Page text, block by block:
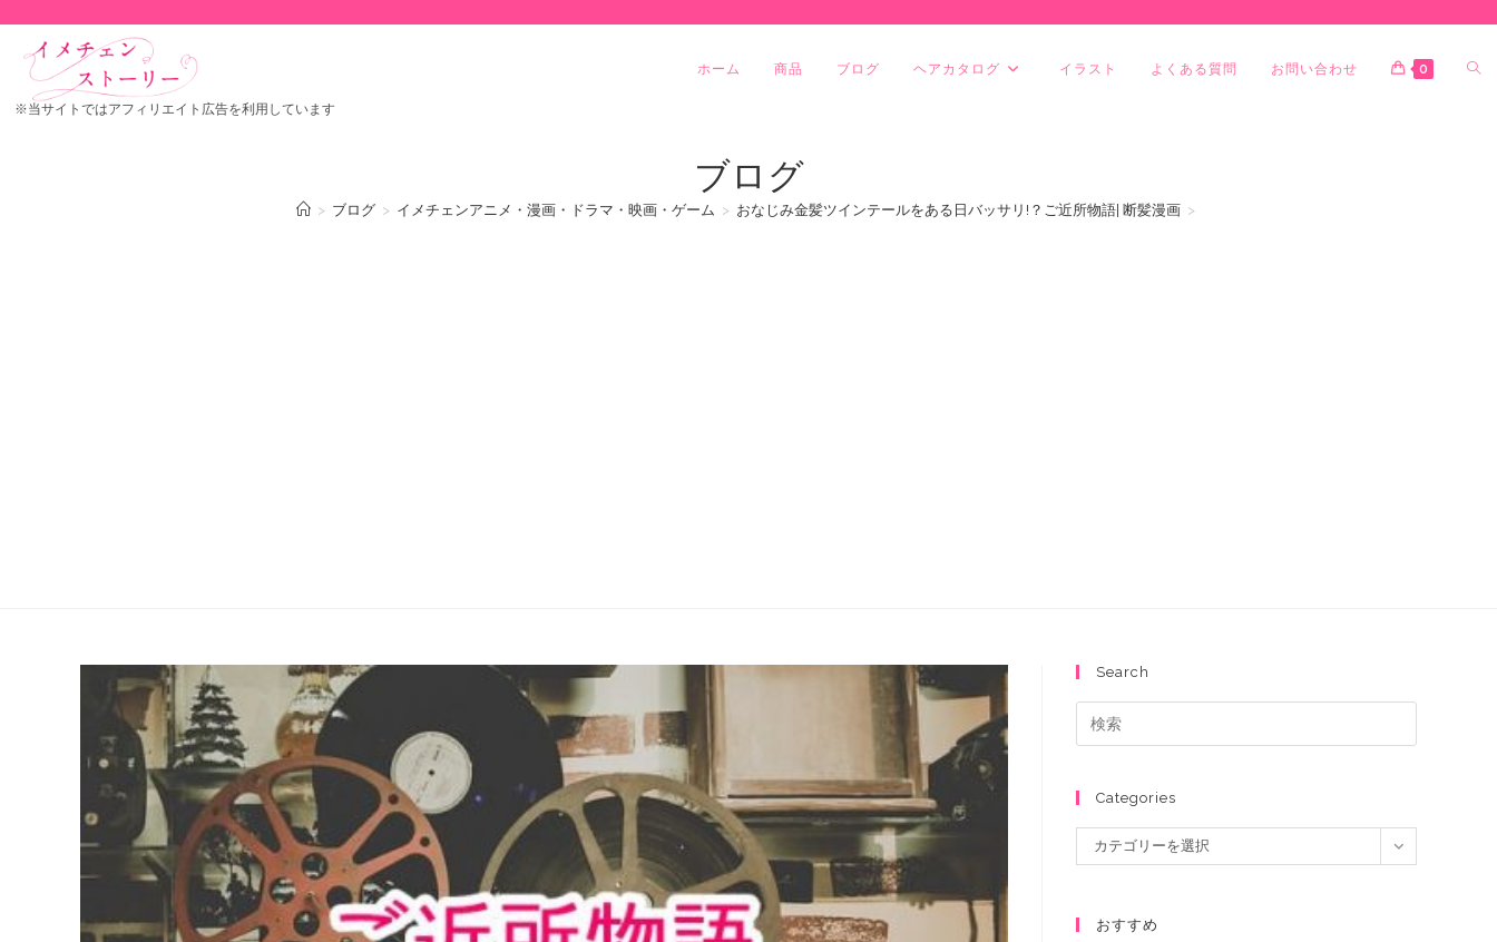
※当サイトではアフィリエイト広告を利用しています
ホーム 商品 ブログ ヘアカタログ イラスト よくある質問 お問い合わせ 0
ブログ
> ブログ > イメチェンアニメ・漫画・ドラマ・映画・ゲーム > おなじみ金髪ツインテールをある日バッサリ!？ご近所物語| 断髪漫画 >
Search
Categories
カテゴリーを選択
おすすめ